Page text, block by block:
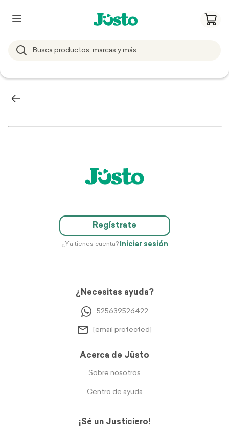
Regístrate
¿Ya tienes cuenta? Iniciar sesión
¿Necesitas ayuda?
525639526422
[email protected]
Acerca de Jüsto
Sobre nosotros
Centro de ayuda
¡Sé un Justiciero!